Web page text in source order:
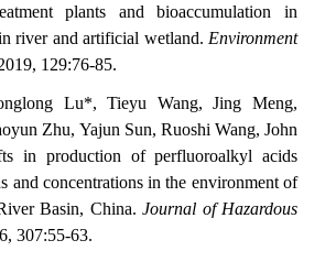
plants and bioaccumulation in
river and artificial wetland. Environment
129:76-85.
Lu*, Tieyu Wang, Jing Meng,
Zhu, Yajun Sun, Ruoshi Wang, John
in production of perfluoroalkyl acids
and concentrations in the environment of
Basin, China.Journal of Hazardous
307:55-63.